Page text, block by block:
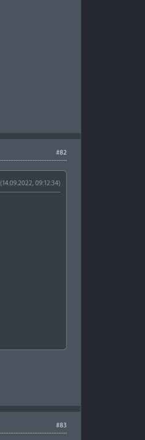
#82
(14.09.2022, 09:12:34)
#83